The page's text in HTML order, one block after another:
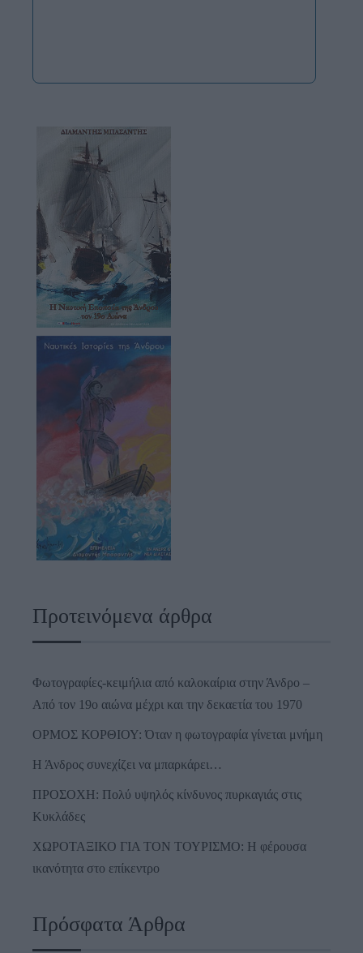
Προτεινόμενα άρθρα
Φωτογραφίες-κειμήλια από καλοκαίρια στην Άνδρο –
Από τον 19ο αιώνα μέχρι και την δεκαετία του 1970
ΟΡΜΟΣ ΚΟΡΘΙΟΥ: Όταν η φωτογραφία γίνεται μνήμη
Η Άνδρος συνεχίζει να μπαρκάρει…
ΠΡΟΣΟΧΗ: Πολύ υψηλός κίνδυνος πυρκαγιάς στις
Κυκλάδες
ΧΩΡΟΤΑΞΙΚΟ ΓΙΑ ΤΟΝ ΤΟΥΡΙΣΜΟ: Η φέρουσα
ικανότητα στο επίκεντρο
Πρόσφατα Άρθρα